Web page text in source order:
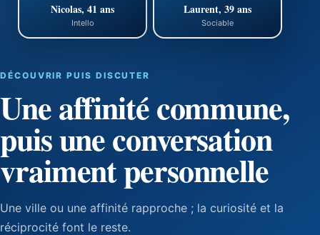
Nicolas, 41 ans
Intello
Laurent, 39 ans
Sociable
DÉCOUVRIR PUIS DISCUTER
Une affinité commune,
puis une conversation
vraiment personnelle
Une ville ou une affinité rapproche ; la curiosité et la
réciprocité font le reste.